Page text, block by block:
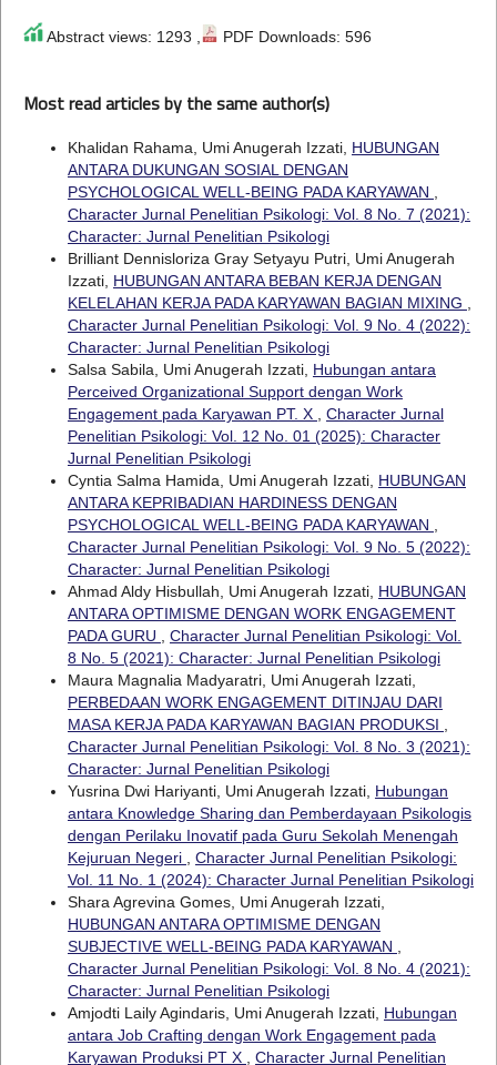
Abstract views: 1293 , PDF Downloads: 596
Most read articles by the same author(s)
Khalidan Rahama, Umi Anugerah Izzati, HUBUNGAN
ANTARA DUKUNGAN SOSIAL DENGAN
PSYCHOLOGICAL WELL-BEING PADA KARYAWAN
Character Jurnal Penelitian Psikologi: Vol. 8 No. 7 (2021):
Character: Jurnal Penelitian Psikologi
Brilliant Dennisloriza Gray Setyayu Putri, Umi Anugerah
Izzati, HUBUNGAN ANTARA BEBAN KERJA DENGAN
KELELAHAN KERJA PADA KARYAWAN BAGIAN MIXING
Character Jurnal Penelitian Psikologi: Vol. 9 No. 4 (2022):
Character: Jurnal Penelitian Psikologi
Salsa Sabila, Umi Anugerah Izzati, Hubungan antara
Perceived Organizational Support dengan Work
Engagement pada Karyawan PT. X
Character Jurnal
Penelitian Psikologi: Vol. 12 No. 01 (2025): Character
Jurnal Penelitian Psikologi
Cyntia Salma Hamida, Umi Anugerah Izzati, HUBUNGAN
ANTARA KEPRIBADIAN HARDINESS DENGAN
PSYCHOLOGICAL WELL-BEING PADA KARYAWAN
Character Jurnal Penelitian Psikologi: Vol. 9 No. 5 (2022):
Character: Jurnal Penelitian Psikologi
Ahmad Aldy Hisbullah, Umi Anugerah Izzati, HUBUNGAN
ANTARA OPTIMISME DENGAN WORK ENGAGEMENT
PADA GURU
Character Jurnal Penelitian Psikologi: Vol.
8 No. 5 (2021): Character: Jurnal Penelitian Psikologi
Maura Magnalia Madyaratri, Umi Anugerah Izzati,
PERBEDAAN WORK ENGAGEMENT DITINJAU DARI
MASA KERJA PADA KARYAWAN BAGIAN PRODUKSI
Character Jurnal Penelitian Psikologi: Vol. 8 No. 3 (2021):
Character: Jurnal Penelitian Psikologi
Yusrina Dwi Hariyanti, Umi Anugerah Izzati, Hubungan
antara Knowledge Sharing dan Pemberdayaan Psikologis
dengan Perilaku Inovatif pada Guru Sekolah Menengah
Kejuruan Negeri
Character Jurnal Penelitian Psikologi:
Vol. 11 No. 1 (2024): Character Jurnal Penelitian Psikologi
Shara Agrevina Gomes, Umi Anugerah Izzati,
HUBUNGAN ANTARA OPTIMISME DENGAN
SUBJECTIVE WELL-BEING PADA KARYAWAN
Character Jurnal Penelitian Psikologi: Vol. 8 No. 4 (2021):
Character: Jurnal Penelitian Psikologi
Amjodti Laily Agindaris, Umi Anugerah Izzati, Hubungan
antara Job Crafting dengan Work Engagement pada
Karyawan Produksi PT X
Character Jurnal Penelitian